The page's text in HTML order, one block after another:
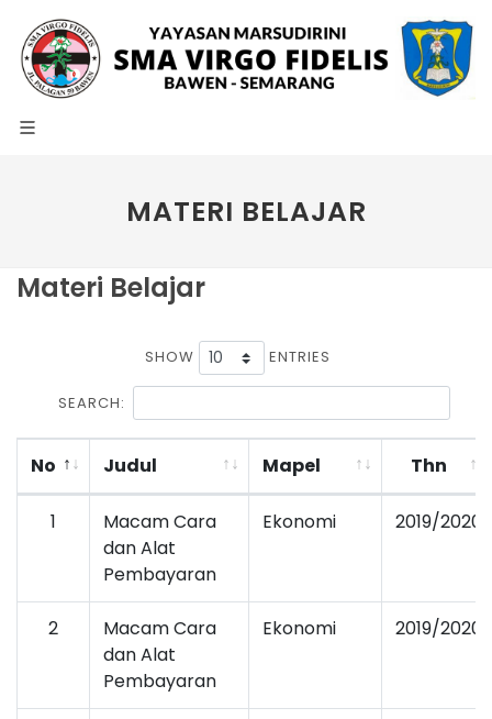
MATERI BELAJAR
Materi Belajar
SHOW ENTRIES
SEARCH:
No Judul Mapel Thn
1
Macam Cara
dan Alat
Pembayaran
Ekonomi 2019/2020
2
Macam Cara
dan Alat
Pembayaran
Ekonomi 2019/2020